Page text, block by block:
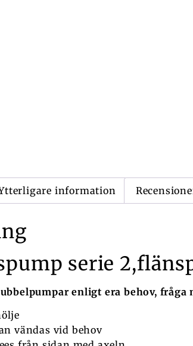
information
serie
enligt era behov, fråga
vändas vid behov